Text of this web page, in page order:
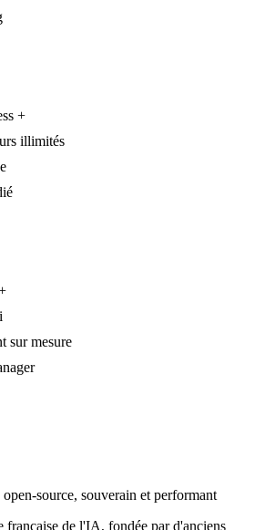
+
illimités
sur mesure
source, souverain et performant
française de l'IA, fondée par d'anciens